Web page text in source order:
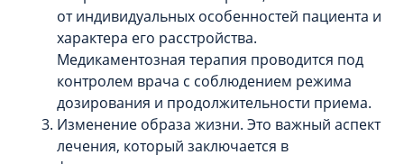
от индивидуальных особенностей пациента и
характера его расстройства.
Медикаментозная терапия проводится под
контролем врача с соблюдением режима
дозирования и продолжительности приема.
Изменение образа жизни. Это важный аспект
лечения, который заключается в